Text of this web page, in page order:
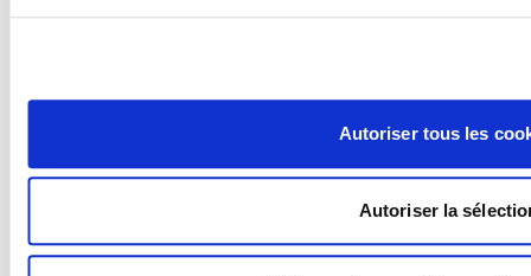
Autoriser tous les
Autoriser la